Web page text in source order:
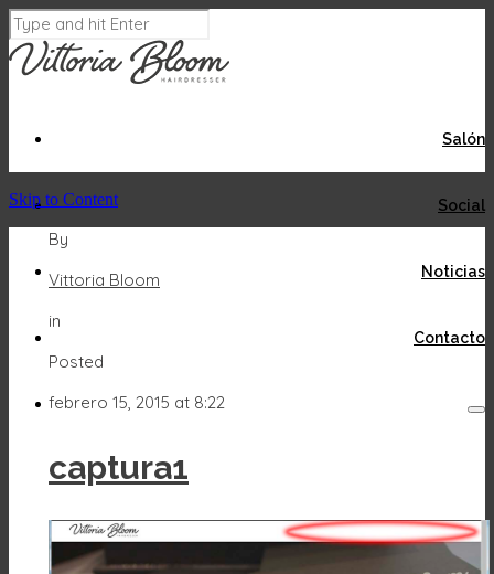
Salón
Social
Noticias
Contacto
Skip to Content
By
Vittoria Bloom
in
Posted
febrero 15, 2015 at 8:22
captura1